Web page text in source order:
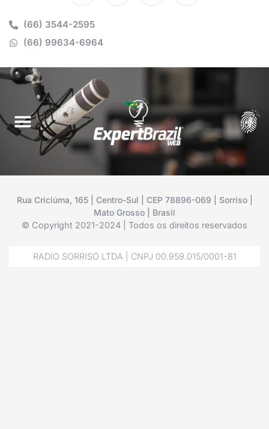
(66) 3544-2595
(66) 99634-6964
Rua Criciúma, 165 | Centro-Sul | CEP 78896-069 | Sorriso |
Mato Grosso | Brasil
© Copyright 2021-2024 | Todos os direitos reservados
RADIO SORRISO LTDA | CNPJ 00.959.015/0001-81